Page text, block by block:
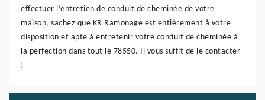
effectuer l’entretien de conduit de cheminée de votre
maison, sachez que KR Ramonage est entièrement à votre
disposition et apte à entretenir votre conduit de cheminée à
la perfection dans tout le 78550. Il vous suffit de le contacter
!